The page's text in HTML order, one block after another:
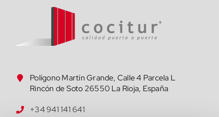
Polígono Martín Grande, Calle 4 Parcela L
Rincón de Soto 26550 La Rioja, España
+34 941 141 641